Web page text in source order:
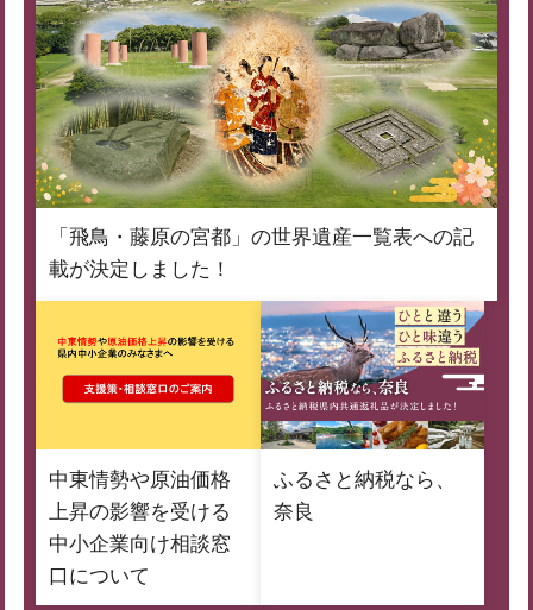
「飛鳥・藤原の宮都」の世界遺産一覧表への記
載が決定しました！
中東情勢や原油価格
上昇の影響を受ける
中小企業向け相談窓
口について
ふるさと納税なら、
奈良